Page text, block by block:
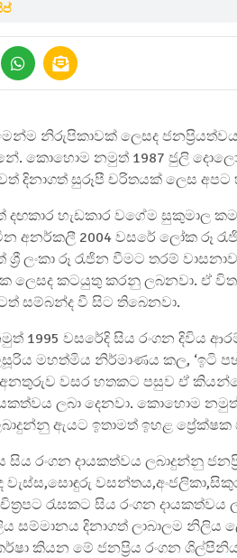
නිරුපිකාවක් ලෙසද
කොහොම නමුත් 1987 ජුලි
දිනාගත් සුරූපී චරිතයක් ලෙස
දඟකාර හැඩකාර වගේම සුකුමාල
අනර්කලී 2004 වසරේ ලෝක රූ
ලංකා රූ රැජින වීමට තරම්
ලෙසද කටයුතු කරනු ලබනවා. ඒ
සම්බන්ද වී සිට තිබෙනවා.
1995 වසරේදි සිය රංගන දිවිය
මහත්මිය නිර්මාණය කල, ‘ඉටි
වසර හතකට පසුව ඒ
ලබා දෙනවා. කොහොම
ඇයට ඉතාමත් ඉහළ
රංගන දායකත්වය ලබාදුන්නු
වැස්ස,සොඳුරු
රැසකට සිය රංගන දායකත්වය
සම්මානය දිනාගත් ලාබාලම
කියන මේ ජනප්‍රිය රංගන